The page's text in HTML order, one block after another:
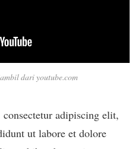
dari youtube.com
adipiscing elit,
ut labore et dolore